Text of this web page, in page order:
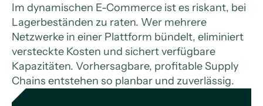
Im dynamischen E-Commerce ist es riskant, bei
Lagerbeständen zu raten. Wer mehrere
Netzwerke in einer Plattform bündelt, eliminiert
versteckte Kosten und sichert verfügbare
Kapazitäten. Vorhersagbare, profitable Supply
Chains entstehen so planbar und zuverlässig.